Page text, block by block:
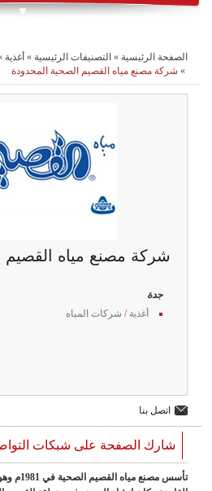
الصفحة الرئيسية » التصنيفات الرئيسية » أغذية
» شركة مصنع مياه القصيم الصحية المحدودة
شركة مصنع مياه القصيم
جدة
أغذية / شركات المياه
اتصل بنا
شارك الصفحة على شبكات
تأسس مصنع